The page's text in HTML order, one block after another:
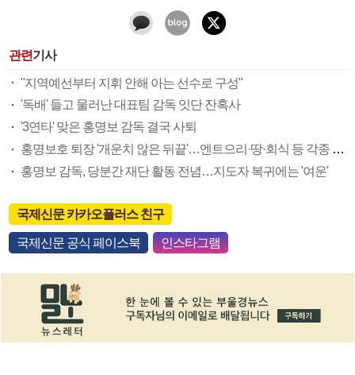
관련기사
"지역예선부터 지휘 안해 아는 선수로 구성"
'독배' 들고 물러난 대표팀 감독 잇단 잔혹사
'3연타' 맞은 홍명보 감독 결국 사퇴
홍명보호 퇴장 '개운치 않은 뒤끝'…엔트으리·땅·회식 등 각종 논란으로 얼룩져
홍명보 감독, 당분간 재단 활동 전념…지도자 복귀에는 '여운'
국제신문 카카오플러스 친구
국제신문 공식 페이스북 인스타그램